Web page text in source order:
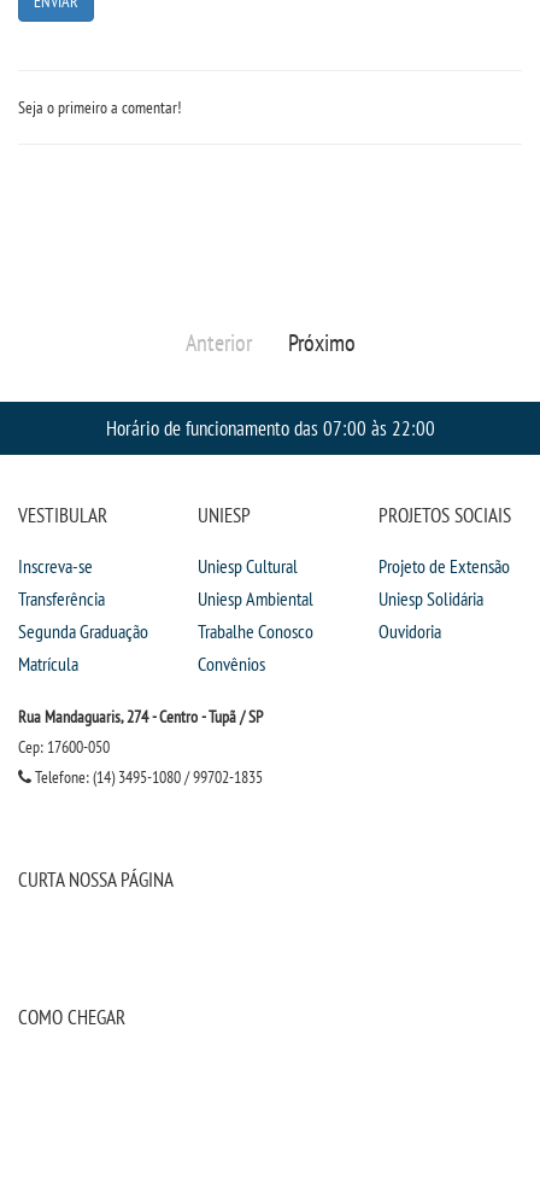
Seja o primeiro a comentar!
Anterior Próximo
Horário de funcionamento das 07:00 às 22:00
VESTIBULAR
Inscreva-se
Transferência
Segunda Graduação
Matrícula
UNIESP
Uniesp Cultural
Uniesp Ambiental
Trabalhe Conosco
Convênios
PROJETOS SOCIAIS
Projeto de Extensão
Uniesp Solidária
Ouvidoria
Rua Mandaguaris, 274 - Centro - Tupã / SP
Cep: 17600-050
Telefone: (14) 3495-1080 / 99702-1835
CURTA NOSSA PÁGINA
COMO CHEGAR